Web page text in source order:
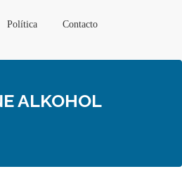
Política Contacto
ALKOHOL